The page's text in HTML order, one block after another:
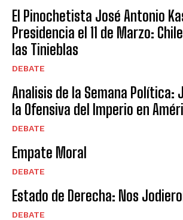
El Pinochetista José Antonio
Presidencia el 11 de Marzo:
las Tinieblas
DEBATE
Analisis de la Semana Política:
la Ofensiva del Imperio en
DEBATE
Empate Moral
DEBATE
Estado de Derecha: Nos
DEBATE